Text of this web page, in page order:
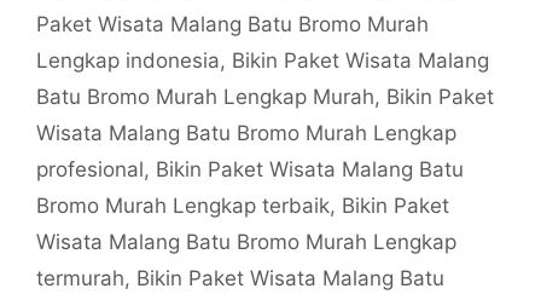
Paket Wisata Malang Batu Bromo Murah
Lengkap indonesia, Bikin Paket Wisata Malang
Batu Bromo Murah Lengkap Murah, Bikin Paket
Wisata Malang Batu Bromo Murah Lengkap
profesional, Bikin Paket Wisata Malang Batu
Bromo Murah Lengkap terbaik, Bikin Paket
Wisata Malang Batu Bromo Murah Lengkap
termurah, Bikin Paket Wisata Malang Batu